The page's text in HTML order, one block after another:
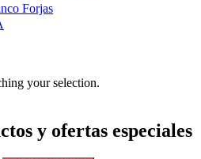
Forjas
your selection.
y ofertas especiales